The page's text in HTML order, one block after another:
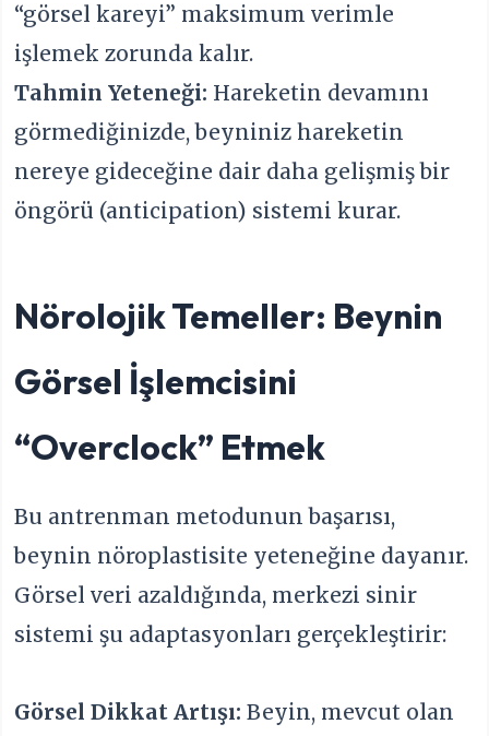
“görsel kareyi” maksimum verimle
işlemek zorunda kalır.
Tahmin Yeteneği: Hareketin devamını
görmediğinizde, beyniniz hareketin
nereye gideceğine dair daha gelişmiş bir
öngörü (anticipation) sistemi kurar.
Nörolojik Temeller: Beynin
Görsel İşlemcisini
“Overclock” Etmek
Bu antrenman metodunun başarısı,
beynin nöroplastisite yeteneğine dayanır.
Görsel veri azaldığında, merkezi sinir
sistemi şu adaptasyonları gerçekleştirir:
Görsel Dikkat Artışı: Beyin, mevcut olan